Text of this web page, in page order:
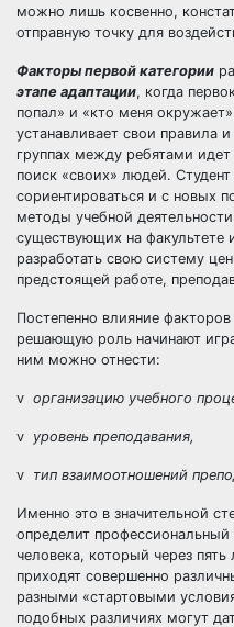
можно лишь косвенно,
отправную точку для
Факторы первой категории
этапе адаптации, когда
попал» и «кто меня
устанавливает свои правила
группах между ребятами
поиск «своих» людей.
сориентироваться и с новых
методы учебной
существующих на факультете
разработать свою систему
предстоящей работе,
Постепенно влияние
решающую роль начинают
ним можно отнести:
v организацию учебного
v уровень преподавания,
v тип взаимоотношений
Именно это в значительной
определит
человека, который через пять
приходят совершенно
разными «стартовыми
подобных различиях могут